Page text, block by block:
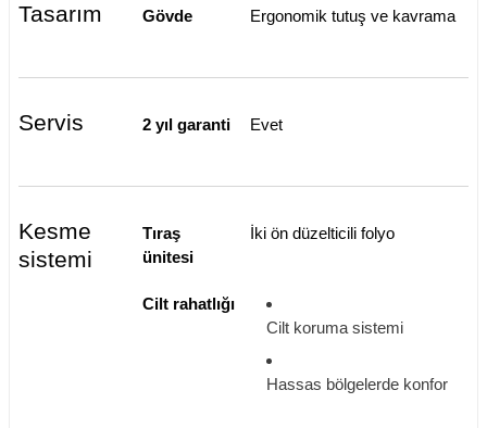
Tasarım Gövde Ergonomik tutuş ve kavrama
Servis 2 yıl garanti Evet
Kesme
sistemi
Tıraş
ünitesi
İki ön düzelticili folyo
Cilt rahatlığı
Cilt koruma sistemi
Hassas bölgelerde konfor